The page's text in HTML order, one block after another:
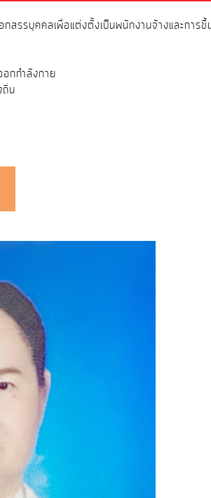
สรรบุคคลเพื่อแต่งตั้งเป็นพนักงานจ้างและกา
กำลังกาย
น